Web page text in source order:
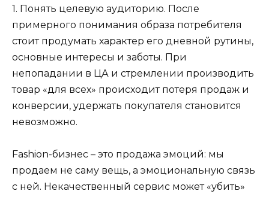
1. Понять целевую аудиторию. После
примерного понимания образа потребителя
стоит продумать характер его дневной рутины,
основные интересы и заботы. При
непопадании в ЦА и стремлении производить
товар «для всех» происходит потеря продаж и
конверсии, удержать покупателя становится
невозможно.
Fashion-бизнес – это продажа эмоций: мы
продаем не саму вещь, а эмоциональную связь
с ней. Некачественный сервис может «убить»